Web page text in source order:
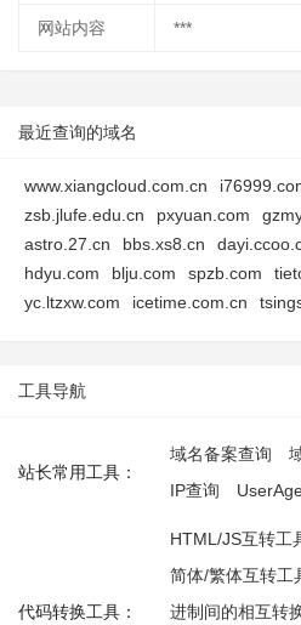
网站内容 ***
最近查询的域名
www.xiangcloud.com.cn
zsb.jlufe.edu.cn
pxyuan.com
astro.27.cn
bbs.xs8.cn
hdyu.com
blju.com spzb.com
yc.ltzxw.com
icetime.com.cn
工具导航
站长常用工具：
域名备案查询
IP查询
代码转换工具：
HTML/JS互转工
简体/繁体互转工
进制间的相互转